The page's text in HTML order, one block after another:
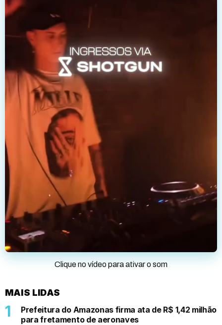
Clique no vídeo para ativar o som
MAIS LIDAS
Prefeitura do Amazonas firma ata de R$ 1,42 milhão
para fretamento de aeronaves